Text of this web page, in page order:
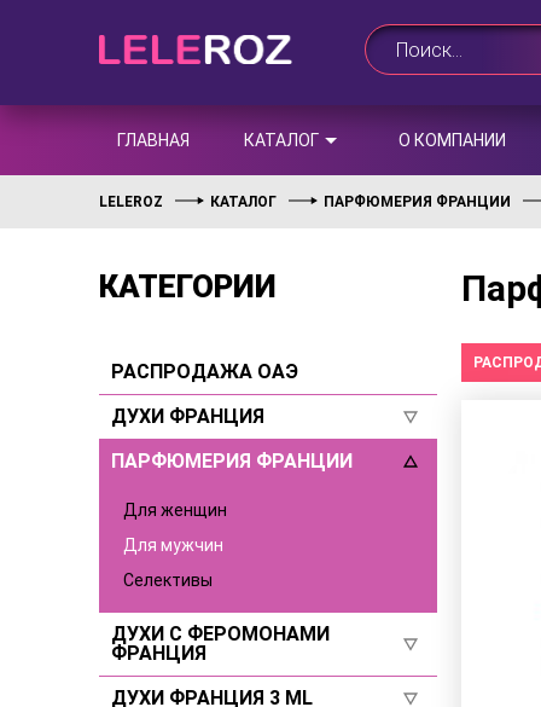
ГЛАВНАЯ КАТАЛОГ О КОМПАНИИ
LELEROZ КАТАЛОГ ПАРФЮМЕРИЯ ФРАНЦИИ
КАТЕГОРИИ
РАСПРОДАЖА ОАЭ
ДУХИ ФРАНЦИЯ
Для женщин
Для мужчин
Селективы
ПАРФЮМЕРИЯ ФРАНЦИИ
Для женщин
Для мужчин
Селективы
ДУХИ С ФЕРОМОНАМИ
ФРАНЦИЯ
Селективы
ДУХИ ФРАНЦИЯ 3 ML